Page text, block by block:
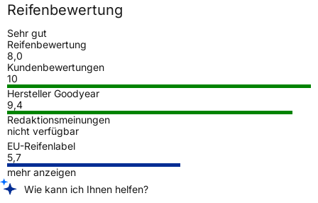
Reifenbewertung
Sehr gut
Reifenbewertung
8,0
Kundenbewertungen
10
Hersteller Goodyear
9,4
Redaktionsmeinungen
nicht verfügbar
EU-Reifenlabel
5,7
mehr anzeigen
Wie kann ich Ihnen helfen?